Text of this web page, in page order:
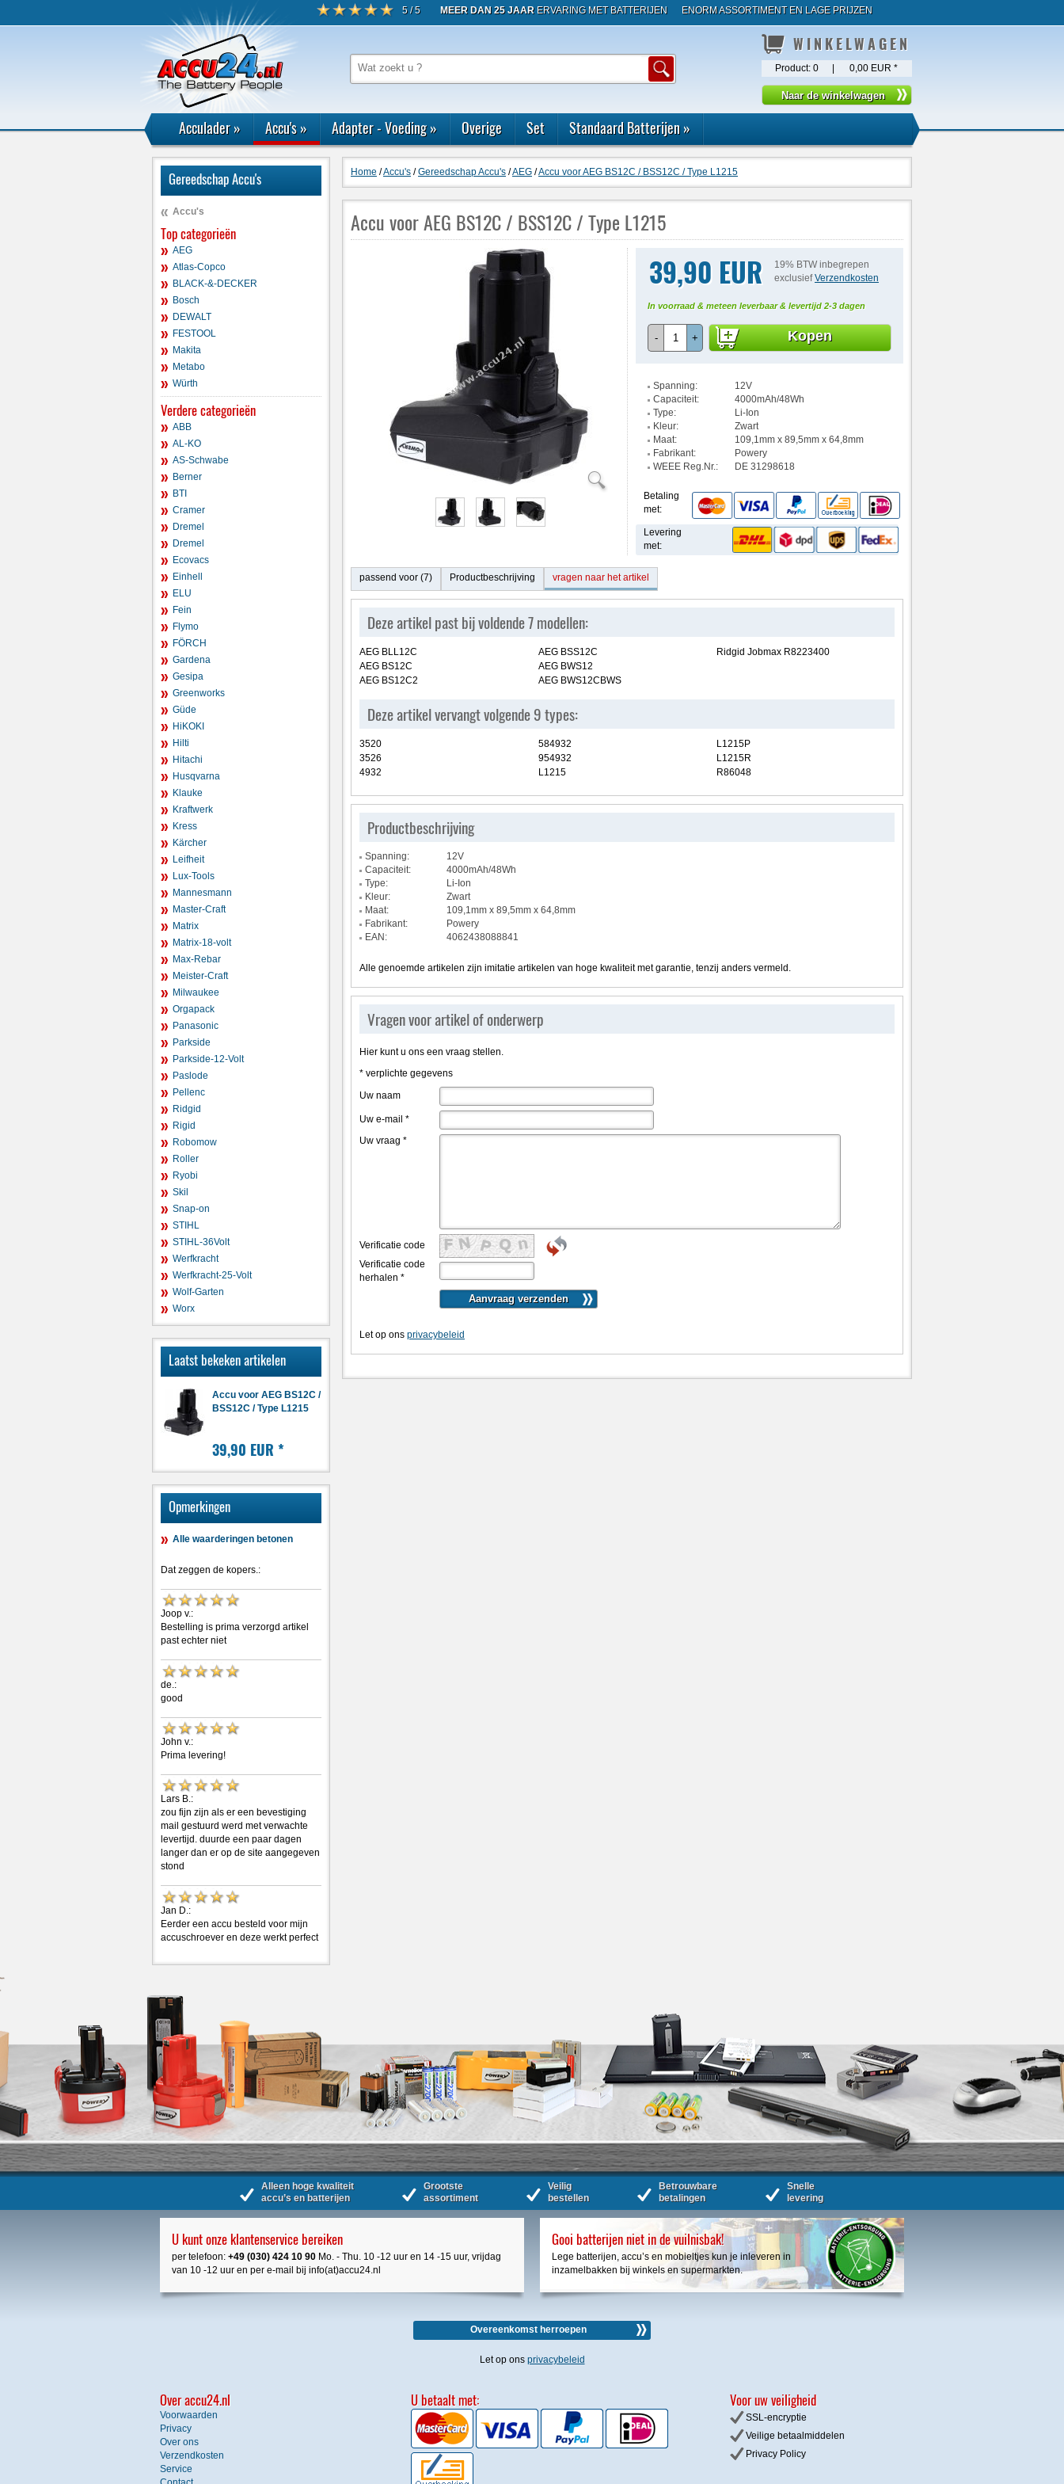
5 / 5 MEER DAN 25 JAAR ERVARING MET BATTERIJEN ENORM ASSORTIMENT EN LAGE PRIJZEN
WINKELWAGEN
Product: 0 0,00 EUR *
Acculader» Accu's» Adapter - Voeding» Overige Set Standaard Batterijen»
Gereedschap Accu's
Accu's
Top categorieën
AEG
Atlas-Copco
BLACK-&-DECKER
Bosch
DEWALT
FESTOOL
Makita
Metabo
Würth
Verdere categorieën
ABB
AL-KO
AS-Schwabe
Berner
BTI
Cramer
Dremel
Dremel
Ecovacs
Einhell
ELU
Fein
Flymo
FÖRCH
Gardena
Gesipa
Greenworks
Güde
HiKOKI
Hilti
Hitachi
Husqvarna
Klauke
Kraftwerk
Kress
Kärcher
Leifheit
Lux-Tools
Mannesmann
Master-Craft
Matrix
Matrix-18-volt
Max-Rebar
Meister-Craft
Milwaukee
Orgapack
Panasonic
Parkside
Parkside-12-Volt
Paslode
Pellenc
Ridgid
Rigid
Robomow
Roller
Ryobi
Skil
Snap-on
STIHL
STIHL-36Volt
Werfkracht
Werfkracht-25-Volt
Wolf-Garten
Worx
Laatst bekeken artikelen
Accu voor AEG BS12C /
BSS12C / Type L1215
39,90 EUR *
Opmerkingen
Alle waarderingen betonen
Dat zeggen de kopers.:
Joop v.:
Bestelling is prima verzorgd artikel
past echter niet
de.:
good
John v.:
Prima levering!
Lars B.:
zou fijn zijn als er een bevestiging
mail gestuurd werd met verwachte
levertijd. duurde een paar dagen
langer dan er op de site aangegeven
stond
Jan D.:
Eerder een accu besteld voor mijn
accuschroever en deze werkt perfect
Home /Accu's /Gereedschap Accu's /AEG /Accu voor AEG BS12C / BSS12C / Type L1215
Accu voor AEG BS12C / BSS12C / Type L1215
39,90 EUR
19% BTW inbegrepen
exclusiefVerzendkosten
In voorraad & meteen leverbaar & levertijd 2-3 dagen
- + Kopen
Spanning:
12V
Capaciteit:
4000mAh/48Wh
Type:
Li-Ion
Kleur:
Zwart
Maat:
109,1mm x 89,5mm x 64,8mm
Fabrikant:
Powery
WEEE Reg.Nr.:
DE 31298618
Betaling
met:
Levering
met:
passend voor (7) Productbeschrijving vragen naar het artikel
Deze artikel past bij voldende 7 modellen:
AEG BLL12C
AEG BS12C
AEG BS12C2
AEG BSS12C
AEG BWS12
AEG BWS12CBWS
Ridgid Jobmax R8223400
Deze artikel vervangt volgende 9 types:
3520
3526
4932
584932
954932
L1215
L1215P
L1215R
R86048
Productbeschrijving
Spanning:
12V
Capaciteit:
4000mAh/48Wh
Type:
Li-Ion
Kleur:
Zwart
Maat:
109,1mm x 89,5mm x 64,8mm
Fabrikant:
Powery
EAN:
4062438088841
Alle genoemde artikelen zijn imitatie artikelen van hoge kwaliteit met garantie, tenzij anders vermeld.
Vragen voor artikel of onderwerp
Hier kunt u ons een vraag stellen.
* verplichte gegevens
Uw naam
Uw e-mail *
Uw vraag *
Verificatie code
Verificatie code
herhalen *
Let op ons privacybeleid
Alleen hoge kwaliteit
accu’s en batterijen
Grootste
assortiment
Veilig
bestellen
Betrouwbare
betalingen
Snelle
levering
U kunt onze klantenservice bereiken
per telefoon: +49 (030) 424 10 90 Mo. - Thu. 10 -12 uur en 14 -15 uur, vrijdag
van 10 -12 uur en per e-mail bij info(at)accu24.nl
Gooi batterijen niet in de vuilnisbak!
Lege batterijen, accu’s en mobieltjes kun je inleveren in
inzamelbakken bij winkels en supermarkten.
Overeenkomst herroepen
Let op ons privacybeleid
Over accu24.nl
Voorwaarden
Privacy
Over ons
Verzendkosten
Service
U betaalt met: Voor uw veiligheid
SSL-encryptie
Veilige betaalmiddelen
Privacy Policy